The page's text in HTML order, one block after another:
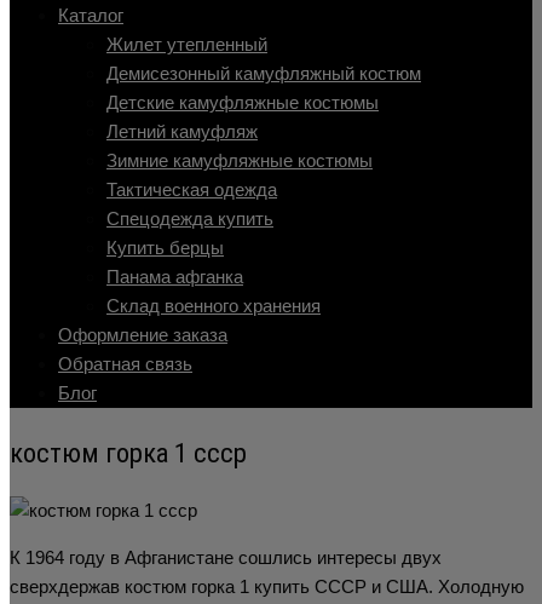
Каталог
Жилет утепленный
Демисезонный камуфляжный костюм
Детские камуфляжные костюмы
Летний камуфляж
Зимние камуфляжные костюмы
Тактическая одежда
Cпецодежда купить
Купить берцы
Панама афганка
Склад военного хранения
Оформление заказа
Обратная связь
Блог
костюм горка 1 ссср
К 1964 году в Афганистане сошлись интересы двух
сверхдержав костюм горка 1 купить СССР и США. Холодную